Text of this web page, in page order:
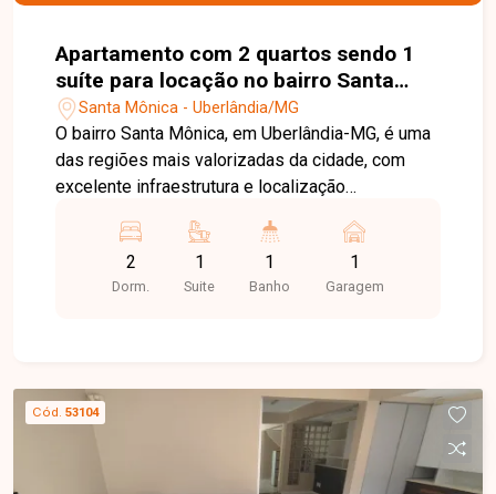
Apartamento com 2 quartos sendo 1
suíte para locação no bairro Santa
Mônica em Uberlândia-MG
Santa Mônica - Uberlândia/MG
O bairro Santa Mônica, em Uberlândia-MG, é uma
das regiões mais valorizadas da cidade, com
excelente infraestrutura e localização
à Universidade Federal de Uberlândia (UFU). A
região conta com ampla oferta de
supermercados, restaurantes, farmácias, bancos,
por sala em 02 ambientes, cozinha planejada, 02
quartos, sendo 01 suíte com sacada e armário
planejado, além de ar-condicionado nos 02
quartos. Conta ainda com banheiro social com
2
Dorm.
1
Suite
1
Banho
1
Garagem
Cód. 53104